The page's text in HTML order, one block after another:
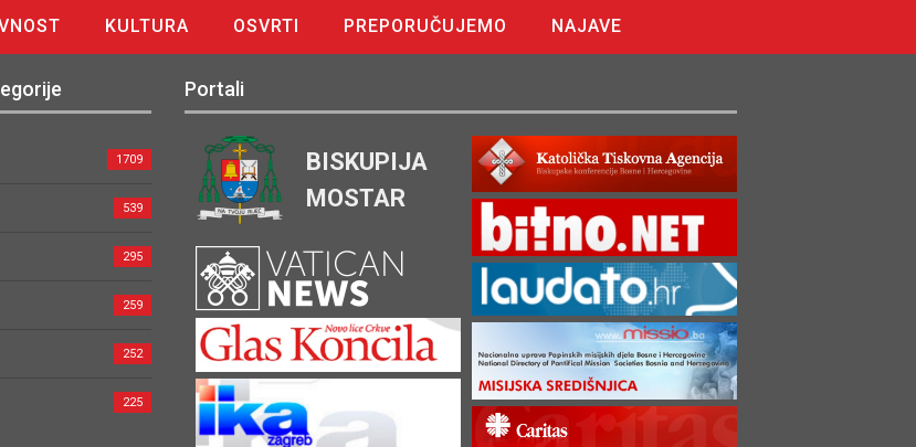
KULTURA OSVRTI PREPORUČUJEMO
NAJAVE
1709
539
295
259
252
225
Portali
BISKUPIJA
MOSTAR